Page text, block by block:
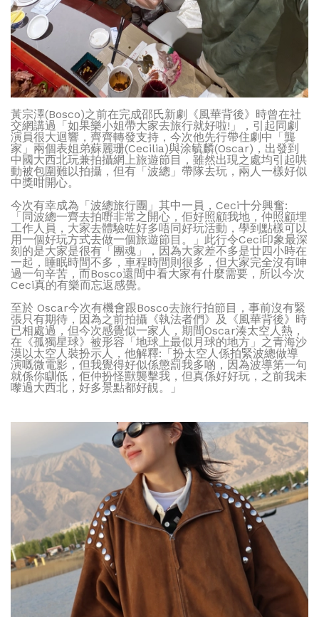
黃宗澤(Bosco)之前在完成邵氏新劇《風華背後》時曾在社
交網講過「如果樂小姐帶大家去旅行就好啦!」，引起同劇
演員很大迴響，齊齊轉發支持，今次他先行帶住劇中「龔
家」兩個表姐弟蘇麗珊(Cecilia)與涂毓麟(Oscar)，出發到
中國大西北玩兼拍攝網上旅遊節目，雖然出現之處均引起哄
動被包圍難以拍攝，但有「波總」帶隊去玩，兩人一樣好似
中獎咁開心。
今次有幸成為「波總旅行團」其中一員，Ceci十分興奮:
「同波總一齊去拍嘢非常之開心，佢好照顧我地，仲照顧埋
工作人員，大家去體驗咗好多唔同好玩活動，學到點樣可以
用一個好玩方式去做一個旅遊節目。」此行令Ceci印象最深
刻的是大家是很有「團魂」，因為大家差不多是廿四小時在
一起，睡眠時間不多，車程時間則很多，但大家完全沒有呻
過一句辛苦，而Bosco還間中看大家有什麼需要，所以今次
Ceci真的有樂而忘返感覺。
至於 Oscar今次有機會跟Bosco去旅行拍節目，事前沒有緊
張只有期待，因為之前拍攝《執法者們》及《風華背後》時
已相處過，但今次感覺似一家人，期間Oscar湊太空人熱，
在《孤獨星球》被形容「地球上最似月球的地方」之青海沙
漠以太空人裝扮示人，他解釋:「扮太空人係拍緊波總做導
演嘅微電影，但我覺得好似係懲罰我多啲，因為波導第一句
就係你瞓低，佢仲扮怪獸襲擊我，但真係好好玩，之前我未
嚟過大西北，好多景點都好靚。」